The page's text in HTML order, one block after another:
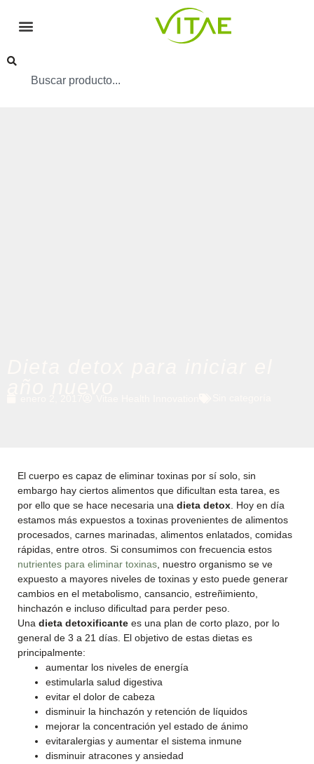
El cuerpo es capaz de eliminar toxinas por sí solo, sin
embargo hay ciertos alimentos que dificultan esta tarea, es
por ello que se hace necesaria una dieta detox . Hoy en día
estamos más expuestos a toxinas provenientes de alimentos
procesados, carnes marinadas, alimentos enlatados, comidas
rápidas, entre otros. Si consumimos con frecuencia estos
nutrientes para eliminar toxinas , nuestro organismo se ve
expuesto a mayores niveles de toxinas y esto puede generar
cambios en el metabolismo, cansancio, estreñimiento,
hinchazón e incluso dificultad para perder peso.
Una dieta detoxificante es una plan de corto plazo, por lo
general de 3 a 21 días. El objetivo de estas dietas es
principalmente:
aumentar los niveles de energía
estimularla salud digestiva
evitar el dolor de cabeza
disminuir la hinchazón y retención de líquidos
mejorar la concentración yel estado de ánimo
evitaralergias y aumentar el sistema inmune
disminuir atracones y ansiedad